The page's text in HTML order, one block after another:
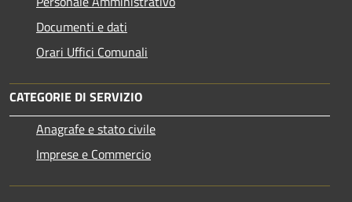
Documenti e dati
Orari Uffici Comunali
CATEGORIE DI SERVIZIO
Anagrafe e stato civile
Imprese e Commercio